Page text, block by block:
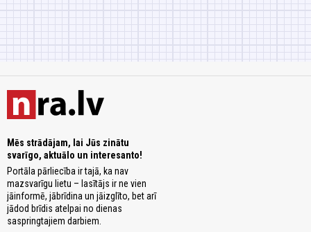
Mēs strādājam, lai Jūs zinātu
svarīgo, aktuālo un interesanto!
Portāla pārliecība ir tajā, ka nav
mazsvarīgu lietu – lasītājs ir ne vien
jāinformē, jābrīdina un jāizglīto, bet arī
jādod brīdis atelpai no dienas
saspringtajiem darbiem.